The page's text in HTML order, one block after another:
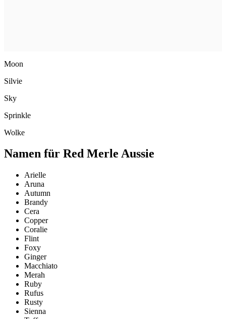
Moon
Silvie
Sky
Sprinkle
Wolke
Namen für Red Merle Aussie
Arielle
Aruna
Autumn
Brandy
Cera
Copper
Coralie
Flint
Foxy
Ginger
Macchiato
Merah
Ruby
Rufus
Rusty
Sienna